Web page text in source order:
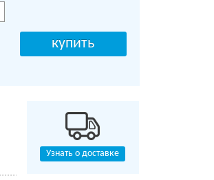
Узнать о доставке